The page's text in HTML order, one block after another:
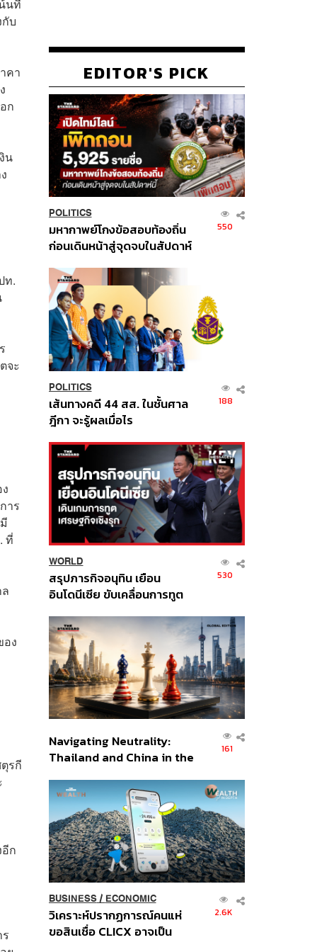
นที่
บ
คา
ก
น
ท.
จะ
าร
ที่
อง
รกี
ก
EDITOR'S PICK
POLITICS
มหากาพย์โกงข้อสอบท้องถิ่น
ก่อนเดินหน้าสู่จุดจบในสัปดาห์
550
POLITICS
เส้นทางคดี 44 สส. ในชั้นศาล
ฎีกา จะรู้ผลเมื่อไร
188
WORLD
สรุปภารกิจอนุทิน เยือน
อินโดนีเซีย ขับเคลื่อนการทูต
ส่วนยุทธศาสตร์ไทย –
อินโดนีเซีย
530
Navigating Neutrality:
Thailand and China in the
Order
161
BUSINESS/ ECONOMIC
วิเคราะห์ปรากฏการณ์คนแห่
ขอสินเชื่อ CLICX อาจเป็น
2.6K